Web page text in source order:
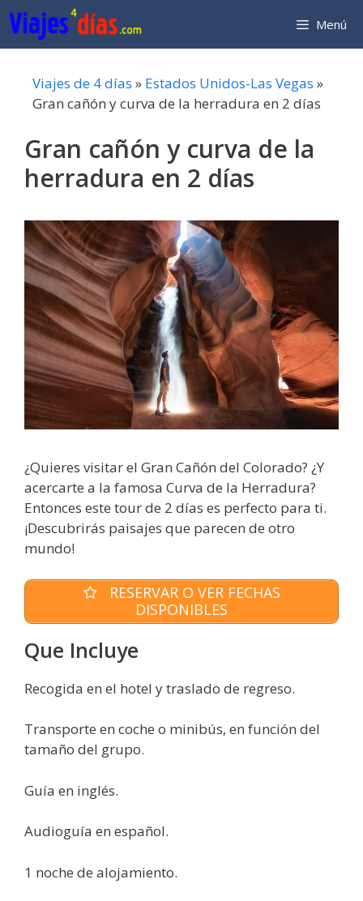
Saltar
al
contenido
Menú
Viajes de 4 días » Estados Unidos-Las Vegas »
Gran cañón y curva de la herradura en 2 días
Gran cañón y curva de la
herradura en 2 días
¿Quieres visitar el Gran Cañón del Colorado? ¿Y
acercarte a la famosa Curva de la Herradura?
Entonces este tour de 2 días es perfecto para ti.
¡Descubrirás paisajes que parecen de otro
mundo!
RESERVAR O VER FECHAS
DISPONIBLES
Que Incluye
Recogida en el hotel y traslado de regreso.
Transporte en coche o minibús, en función del
tamaño del grupo.
Guía en inglés.
Audioguía en español.
1 noche de alojamiento.